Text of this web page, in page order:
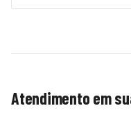
Atendimento em